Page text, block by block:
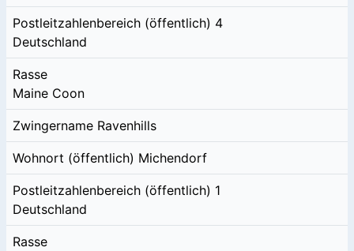
Postleitzahlenbereich (öffentlich) 4
Deutschland
Rasse
Maine Coon
Zwingername Ravenhills
Wohnort (öffentlich) Michendorf
Postleitzahlenbereich (öffentlich) 1
Deutschland
Rasse